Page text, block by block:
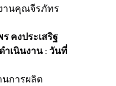
านคุณจีรภัทร
คงประเสริฐ
ำเนินงาน : วันที่
นการผลิต